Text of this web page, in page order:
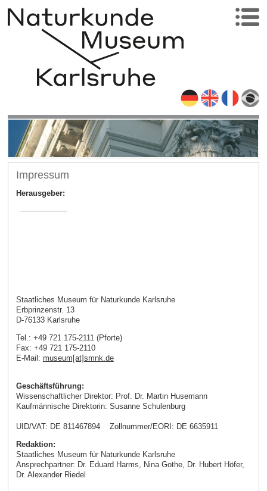
Impressum
Herausgeber:
Staatliches Museum für Naturkunde Karlsruhe
Erbprinzenstr. 13
D-76133 Karlsruhe
Tel.: +49 721 175-2111 (Pforte)
Fax: +49 721 175-2110
E-Mail: museum[at]smnk.de
Geschäftsführung:
Wissenschaftlicher Direktor: Prof. Dr. Martin Husemann
Kaufmännische Direktorin: Susanne Schulenburg
UID/VAT: DE 811467894 Zollnummer/EORI: DE 6635911
Redaktion:
Staatliches Museum für Naturkunde Karlsruhe
Ansprechpartner: Dr. Eduard Harms, Nina Gothe, Dr. Hubert Höfer,
Dr. Alexander Riedel